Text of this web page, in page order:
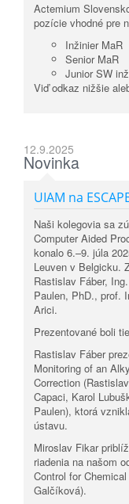
Actemium
pozície vhodné pre
Inžinier MaR
Senior MaR
Junior SW
Viď odkaz nižšie
12.9.2025
Novinka
UIAM na
Naši kolegovia sa
Computer Aided
konalo 6.–9. júla
Leuven v Belgicku.
Rastislav Fáber,
Paulen, PhD., prof.
Arici.
Prezentované boli
Rastislav Fáber
Monitoring of an
Correction
Capaci, Karol
Paulen), ktorá
ústavu.
Miroslav Fikar
riadenia na našom
Control for
Galčíková).